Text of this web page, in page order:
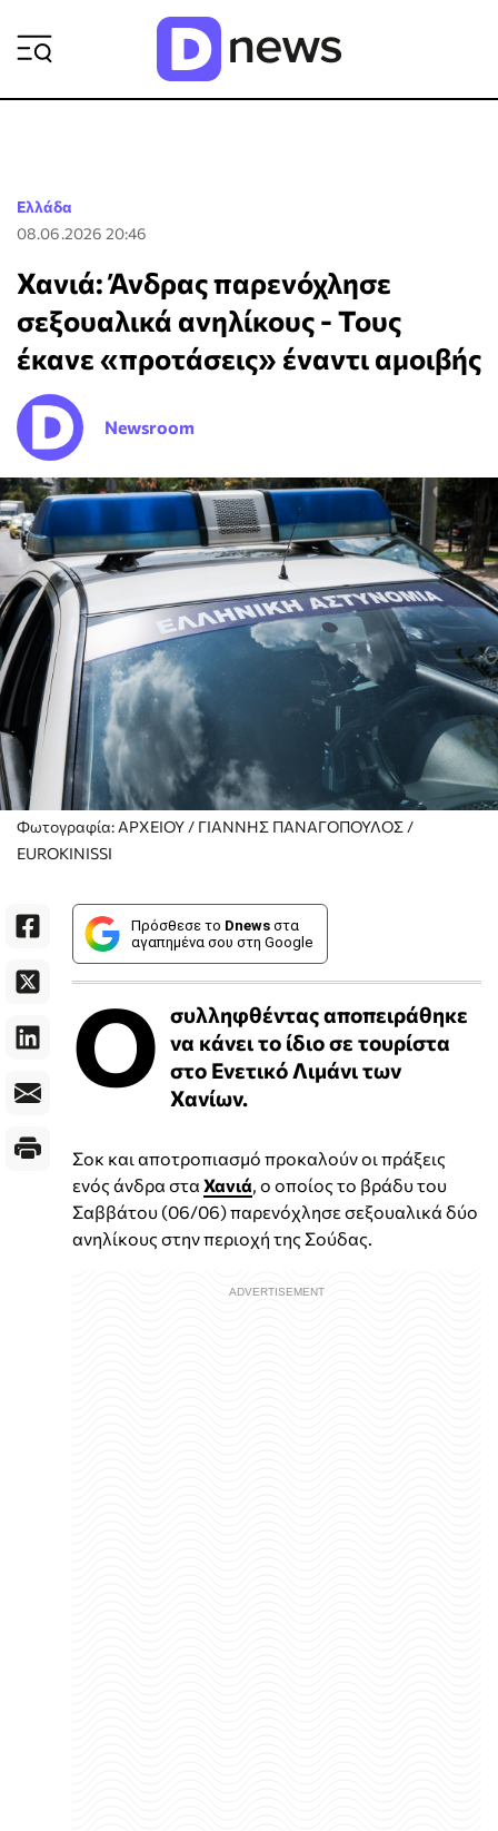
Ελλάδα
08.06.2026 20:46
Χανιά: Άνδρας παρενόχλησε
σεξουαλικά ανηλίκους - Τους
έκανε «προτάσεις» έναντι αμοιβής
Newsroom
Φωτογραφία: ΑΡΧΕΙΟΥ / ΓΙΑΝΝΗΣ ΠΑΝΑΓΟΠΟΥΛΟΣ /
EUROKINISSI
Πρόσθεσε το Dnews στα
αγαπημένα σου στη Google
Ο συλληφθέντας αποπειράθηκε
να κάνει το ίδιο σε τουρίστα
στο Ενετικό Λιμάνι των
Χανίων.
Σοκ και αποτροπιασμό προκαλούν οι πράξεις
ενός άνδρα στα Χανιά , ο οποίος το βράδυ του
Σαββάτου (06/06) παρενόχλησε σεξουαλικά δύο
ανηλίκους στην περιοχή της Σούδας.